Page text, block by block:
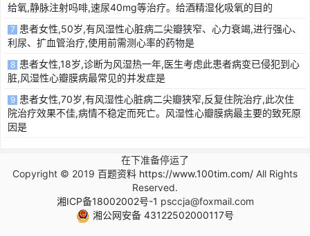
给氧,静脉注射吗啡,速尿40mg等治疗。给酒精湿化吸氧的目的
7 患者女性,50岁,有风湿性心脏病二尖瓣狭窄、心力衰竭,进行强心、
利尿、扩血管治疗,使用前需测心率的药物是
8 患者女性,18岁,诊断为风湿热一年,医生考虑此患者病变已侵犯到心
脏,风湿性心瓣膜病最常见的并发症是
9 患者女性,70岁,有风湿性心脏病二尖瓣狭窄,反复住院治疗,此次住
院治疗效果不佳,病情不稳定而死亡。风湿性心瓣膜病最主要的致死原
因是
在下准备停运了
Copyright © 2019 百题资料 https://www.100tim.com/ All Rights
Reserved.
湘ICP备18002002号-1 psccja@foxmail.com
湘公网安备 43122502000117号